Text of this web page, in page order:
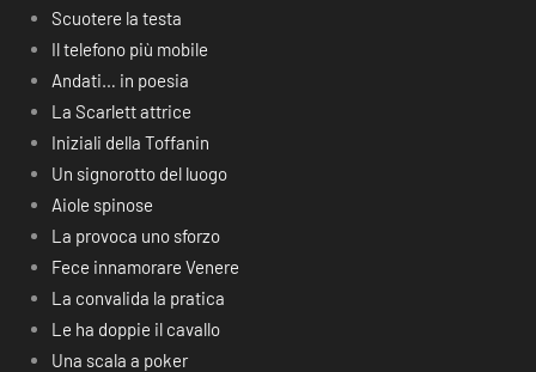
Scuotere la testa
Il telefono più mobile
Andati… in poesia
La Scarlett attrice
Iniziali della Toffanin
Un signorotto del luogo
Aiole spinose
La provoca uno sforzo
Fece innamorare Venere
La convalida la pratica
Le ha doppie il cavallo
Una scala a poker